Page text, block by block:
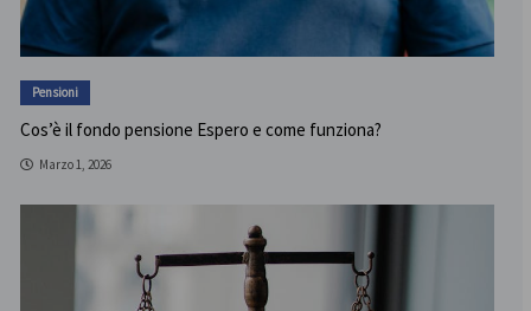
Pensioni
Cos’è il fondo pensione Espero e come funziona?
Marzo 1, 2026